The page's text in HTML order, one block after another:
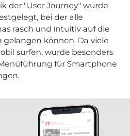
der "User Journey" wurde
bei der alle
rasch und intuitiv auf die
können. Da viele
surfen, wurde besonders
für Smartphone